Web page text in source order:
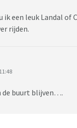
ik een leuk Landal of
rijden.
de buurt blijven….